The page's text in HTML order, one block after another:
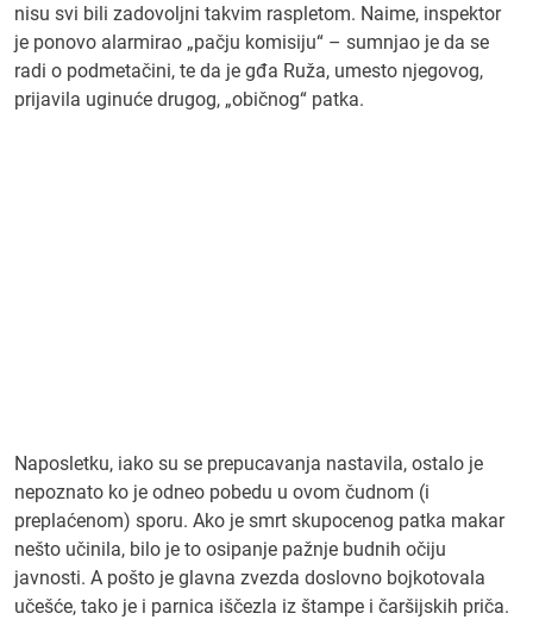
nisu svi bili zadovoljni takvim raspletom. Naime, inspektor
je ponovo alarmirao „pačju komisiju“ – sumnjao je da se
radi o podmetačini, te da je gđa Ruža, umesto njegovog,
prijavila uginuće drugog, „običnog“ patka.
Naposletku, iako su se prepucavanja nastavila, ostalo je
nepoznato ko je odneo pobedu u ovom čudnom (i
preplaćenom) sporu. Ako je smrt skupocenog patka makar
nešto učinila, bilo je to osipanje pažnje budnih očiju
javnosti. A pošto je glavna zvezda doslovno bojkotovala
učešće, tako je i parnica iščezla iz štampe i čaršijskih priča.